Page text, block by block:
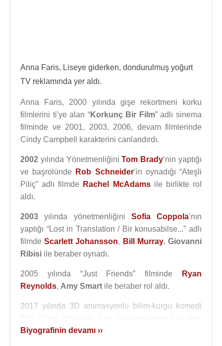
Anna Faris, Liseye giderken, dondurulmuş yoğurt
TV reklamında yer aldı.
Anna Faris, 2000 yılında gişe rekortmeni korku
filmlerini ti'ye alan “Korkunç Bir Film” adlı sinema
filminde ve 2001, 2003, 2006, devam filmlerinde
Cindy Campbell karakterini canlandırdı.
2002 yılında YönetmenliğiniTom Brady’nin yaptığı
ve başrolünde
Rob Schneider’in oynadığı “Ateşli
Piliç” adlı filmde
Rachel McAdamsile birlikte rol
aldı.
2003 yılında yönetmenliğini Sofia Coppola’nın
yaptığı “Lost in Translation / Bir konusabilse...” adlı
filmdeScarlett Johansson, Bill Murray,Giovanni
Ribisi ile beraber oynadı.
2005 yılında “Just Friends” filminde
Ryan
Reynolds, Amy Smart ile beraber rol aldı.
2017 yılında 3D animasyonlu bilim-kurgu komedi
Jailbreak'i seslendirdi.
Biyografinin devamı ››